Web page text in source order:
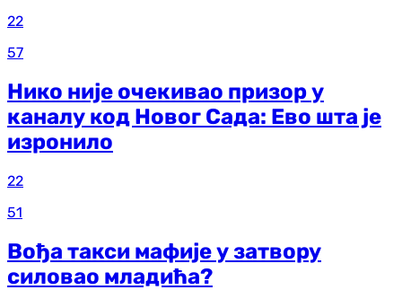
22
57
Нико није очекивао призор у
каналу код Новог Сада: Ево шта је
изронило
22
51
Вођа такси мафије у затвору
силовао младића?